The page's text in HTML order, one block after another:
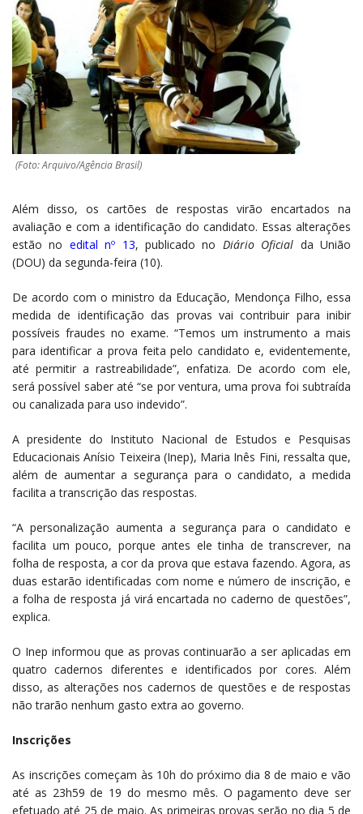
(Foto: Arquivo/Agência Brasil)
Além disso, os cartões de respostas virão encartados na
avaliação e com a identificação do candidato. Essas alterações
estão no edital nº 13, publicado no Diário Oficial da União
(DOU) da segunda-feira (10).
De acordo com o ministro da Educação, Mendonça Filho, essa
medida de identificação das provas vai contribuir para inibir
possíveis fraudes no exame. “Temos um instrumento a mais
para identificar a prova feita pelo candidato e, evidentemente,
até permitir a rastreabilidade”, enfatiza. De acordo com ele,
será possível saber até “se por ventura, uma prova foi subtraída
ou canalizada para uso indevido”.
A presidente do Instituto Nacional de Estudos e Pesquisas
Educacionais Anísio Teixeira (Inep), Maria Inês Fini, ressalta que,
além de aumentar a segurança para o candidato, a medida
facilita a transcrição das respostas.
“A personalização aumenta a segurança para o candidato e
facilita um pouco, porque antes ele tinha de transcrever, na
folha de resposta, a cor da prova que estava fazendo. Agora, as
duas estarão identificadas com nome e número de inscrição, e
a folha de resposta já virá encartada no caderno de questões”,
explica.
O Inep informou que as provas continuarão a ser aplicadas em
quatro cadernos diferentes e identificados por cores. Além
disso, as alterações nos cadernos de questões e de respostas
não trarão nenhum gasto extra ao governo.
Inscrições
As inscrições começam às 10h do próximo dia 8 de maio e vão
até as 23h59 de 19 do mesmo mês. O pagamento deve ser
efetuado até 25 de maio. As primeiras provas serão no dia 5 de